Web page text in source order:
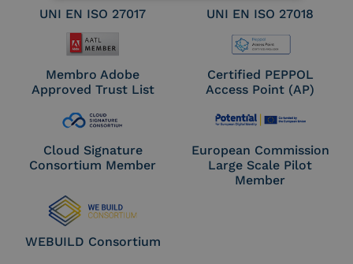
UNI EN ISO 27017 UNI EN ISO 27018
Membro Adobe
Approved Trust List
Certified PEPPOL
Access Point (AP)
Cloud Signature
Consortium Member
European Commission
Large Scale Pilot
Member
WEBUILD Consortium